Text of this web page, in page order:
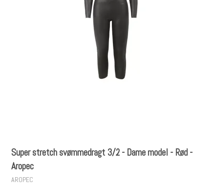
Super stretch svømmedragt 3/2 - Dame model - Rød -
Aropec
AROPEC